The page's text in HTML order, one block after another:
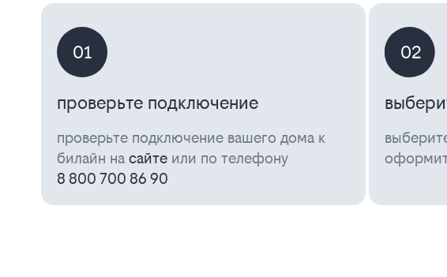
01
проверьте подключение
проверьте подключение вашего дома к
билайн насайте или по телефону
8 800 700 86 90
02